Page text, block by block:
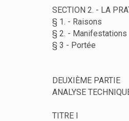
SECTION 2. - LA
§ 1. - Raisons
§ 2. - Manifestations
§ 3 - Portée
DEUXIÈME PARTIE
ANALYSE
TITRE I